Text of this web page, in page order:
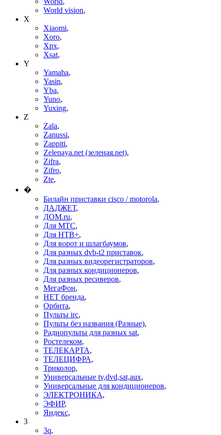
World vision,
X
Xiaomi,
Xoro,
Xpx,
Xsat,
Y
Yamaha,
Yasin,
Yba,
Yuno,
Yuxing,
Z
Zala,
Zanussi,
Zappiti,
Zelenaya.net (зеленая.net),
Zifra,
Zifro,
Zte,
�
Билайн приставки cisco / motorola,
ДАДЖЕТ,
ДОМ.ru,
Для МТС,
Для НТВ+,
Для ворот и шлагбаумов,
Для разных dvb-t2 приставок,
Для разных видеорегистраторов,
Для разных кондиционеров,
Для разных ресиверов,
МегаФон,
НЕТ бренда,
Орбита,
Пульты irc,
Пульты без названия (Разные),
Радиопульты для разных sat,
Ростелеком,
ТЕЛЕКАРТА,
ТЕЛЕЦИФРА,
Триколор,
Универсальные tv,dvd,sat,aux,
Универсальные для кондиционеров,
ЭЛЕКТРОНИКА,
ЭФИР,
Яндекс,
3
3q,